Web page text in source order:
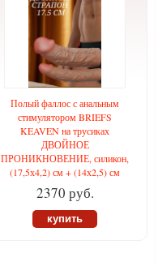
Полый фаллос с анальным
стимулятором BRIEFS
KEAVEN на трусиках
ДВОЙНОЕ
ПРОНИКНОВЕНИЕ, силикон,
(17,5х4,2) см + (14х2,5) см
2370 руб.
купить